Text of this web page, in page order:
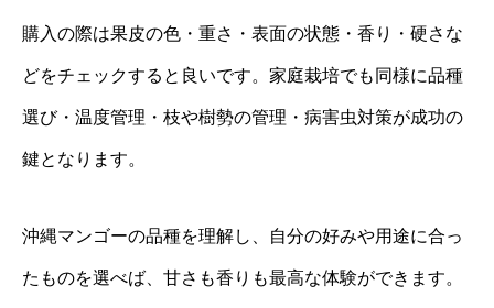
購入の際は果皮の色・重さ・表面の状態・香り・硬さな
どをチェックすると良いです。家庭栽培でも同様に品種
選び・温度管理・枝や樹勢の管理・病害虫対策が成功の
鍵となります。
沖縄マンゴーの品種を理解し、自分の好みや用途に合っ
たものを選べば、甘さも香りも最高な体験ができます。